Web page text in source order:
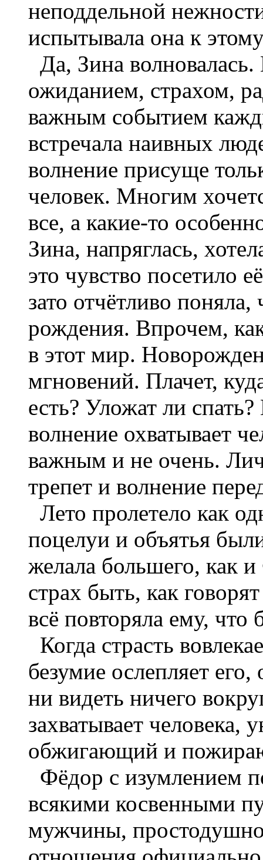
неподдельной
испытывала она к
Да, Зина
ожиданием, страхом,
важным событием
встречала наивных
волнение присуще
человек. Многим
все, а какие-то
Зина, напряглась,
это чувство посетило
зато отчётливо
рождения. Впрочем,
в этот мир.
мгновений. Плачет,
есть? Уложат ли
волнение охватывает
важным и не очень.
трепет и волнение
Лето пролетело как
поцелуи и объятья
желала большего, как
страх быть, как
всё повторяла ему, что
Когда страсть
безумие ослепляет
ни видеть ничего
захватывает человека,
обжигающий и
Фёдор с изумлением
всякими косвенными
мужчины,